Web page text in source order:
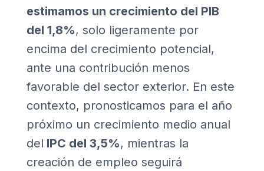
estimamos un crecimiento del PIB
del 1,8%, solo ligeramente por
encima del crecimiento potencial,
ante una contribución menos
favorable del sector exterior. En este
contexto, pronosticamos para el año
próximo un crecimiento medio anual
del IPC del 3,5%, mientras la
creación de empleo seguirá